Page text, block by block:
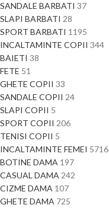
SANDALE BARBATI 37
SLAPI BARBATI 28
SPORT BARBATI 1195
INCALTAMINTE COPII 344
BAIETI 38
FETE 51
GHETE COPII 33
SANDALE COPII 24
SLAPI COPII 5
SPORT COPII 206
TENISI COPII 5
INCALTAMINTE FEMEI 5716
BOTINE DAMA 197
CASUAL DAMA 242
CIZME DAMA 107
GHETE DAMA 725